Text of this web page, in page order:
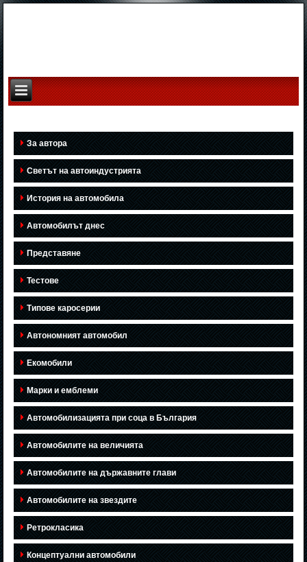
За автора
Светът на автоиндустрията
История на автомобила
Автомобилът днес
Представяне
Тестове
Типове каросерии
Автономният автомобил
Екомобили
Марки и емблеми
Автомобилизацията при соца в България
Автомобилите на величията
Автомобилите на държавните глави
Автомобилите на звездите
Ретрокласика
Концептуални автомобили